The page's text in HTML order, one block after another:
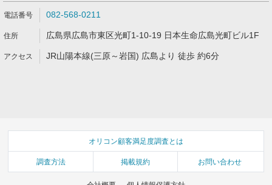
082-568-0211
広島県広島市東区光町1-10-19 日本生命広島光町ビル1F
JR山陽本線(三原～岩国) 広島より 徒歩 約6分
オリコン顧客満足度調査とは
調査方法 掲載規約 お問い合わせ